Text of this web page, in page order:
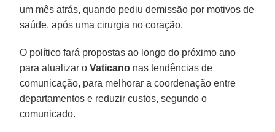
um mês atrás, quando pediu demissão por motivos de
saúde, após uma cirurgia no coração.
O político fará propostas ao longo do próximo ano
para atualizar oVaticano nas tendências de
comunicação, para melhorar a coordenação entre
departamentos e reduzir custos, segundo o
comunicado.